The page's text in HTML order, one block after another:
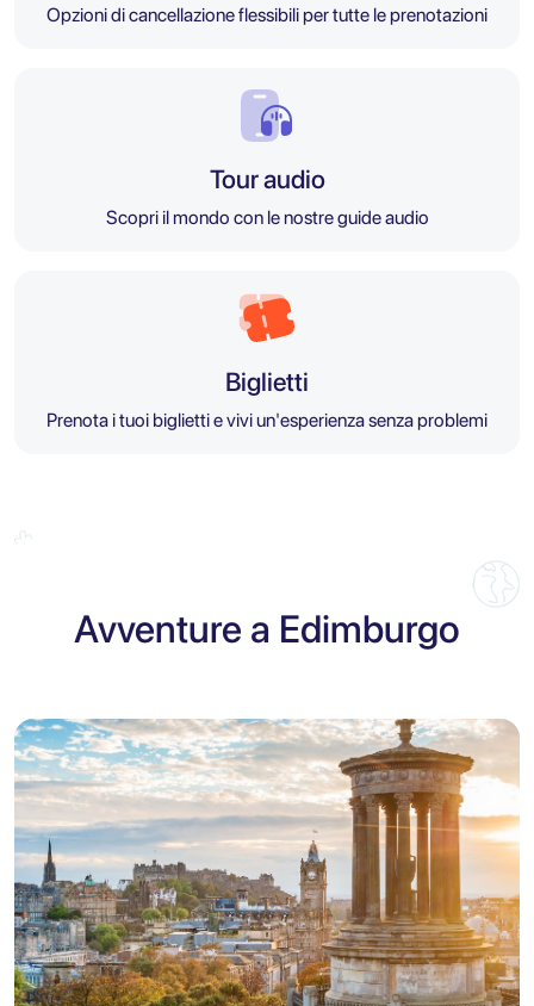
Opzioni di cancellazione flessibili per tutte le prenotazioni
Tour audio
Scopri il mondo con le nostre guide audio
Biglietti
Prenota i tuoi biglietti e vivi un'esperienza senza problemi
Avventure a Edimburgo